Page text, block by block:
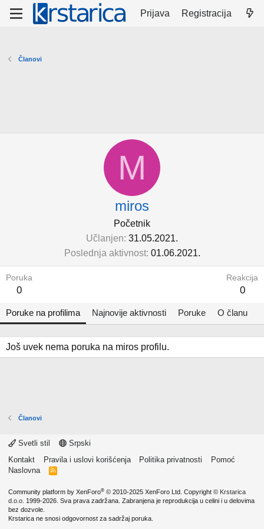
Prijava Registracija
Članovi
M
miros
Početnik
Učlanjen 31.05.2021.
Poslednja aktivnost 01.06.2021.
Poruka
0
Reakcija
0
Poruke na profilima Najnovije aktivnosti Poruke O članu
Još uvek nema poruka na miros profilu.
Članovi
Svetli stil
Srpski
Kontakt
Pravila i uslovi korišćenja Politika privatnosti
Pomoć
Naslovna
R
Community platform by XenForo® © 2010-2025 XenForo Ltd. Copyright © Krstarica
d.o.o. 1999-2026. Sva prava zadržana. Zabranjena je reprodukcija u celini i u delovima
bez dozvole.
Krstarica ne snosi odgovornost za sadržaj poruka.